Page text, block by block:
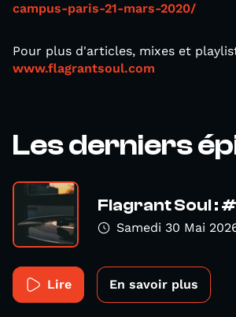
campus-paris-21-mars-2020/
Pour plus d'articles, mixes et
www.flagrantsoul.com
Les derniers
Flagrant Soul :
Samedi 30 Mai
Lire En savoir plus